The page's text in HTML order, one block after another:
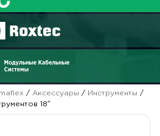
/ Аксессуары / Инструменты /
18″